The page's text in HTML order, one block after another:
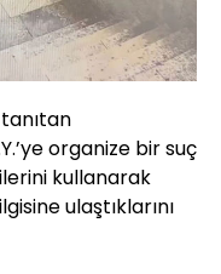
organize bir suç
kullanarak
ulaştıklarını